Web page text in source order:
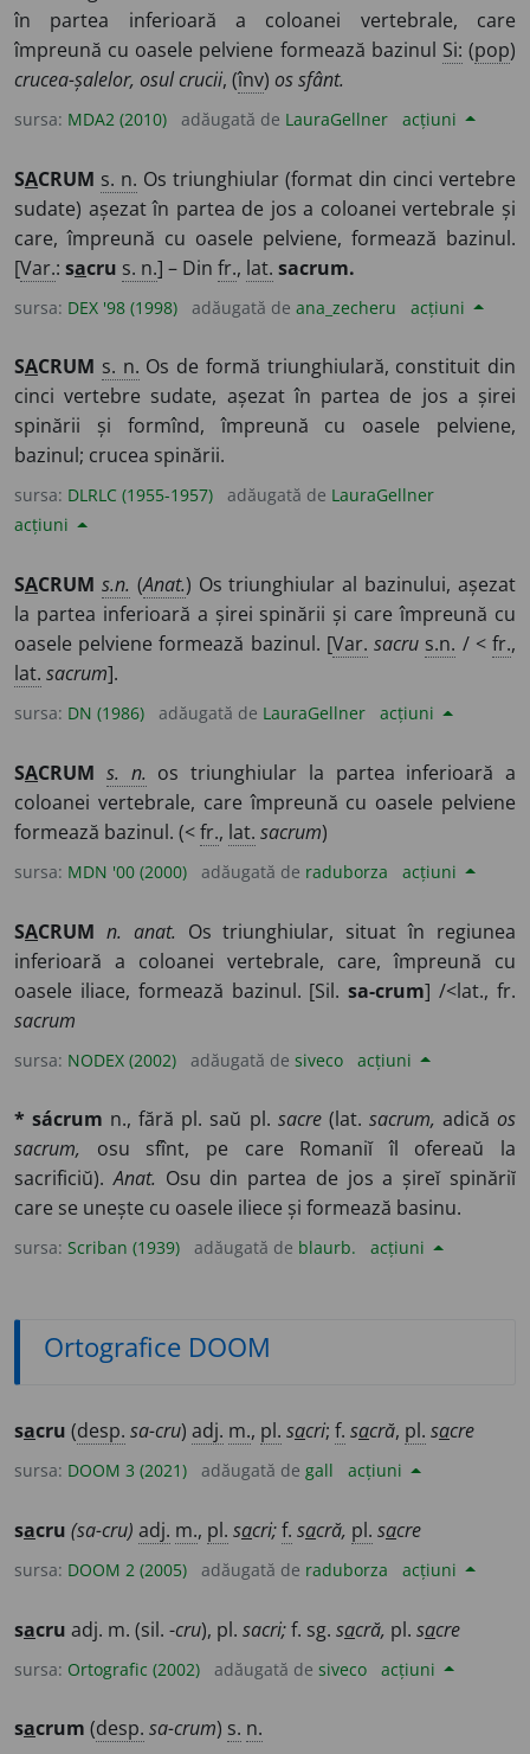
în partea inferioară a coloanei vertebrale, care
împreună cu oasele pelviene formează bazinul Si: (pop)
crucea-șalelor, osul crucii, (înv) os sfânt.
sursa: MDA2 (2010) adăugată de LauraGellner acțiuni
SACRUM s. n. Os triunghiular (format din cinci vertebre
sudate) așezat în partea de jos a coloanei vertebrale și
care, împreună cu oasele pelviene, formează bazinul.
[Var.: sacru s. n.] – Din fr., lat. sacrum.
sursa: DEX '98 (1998) adăugată de ana_zecheru acțiuni
SACRUM s. n. Os de formă triunghiulară, constituit din
cinci vertebre sudate, așezat în partea de jos a șirei
spinării și formînd, împreună cu oasele pelviene,
bazinul; crucea spinării.
sursa: DLRLC (1955-1957) adăugată de LauraGellner
acțiuni
SACRUM s.n. (Anat.) Os triunghiular al bazinului, așezat
la partea inferioară a șirei spinării și care împreună cu
oasele pelviene formează bazinul. [Var. sacru s.n. / <fr.,
lat. sacrum].
sursa: DN (1986) adăugată de LauraGellner acțiuni
SACRUM s. n. os triunghiular la partea inferioară a
coloanei vertebrale, care împreună cu oasele pelviene
formează bazinul. (<fr., lat. sacrum)
sursa: MDN '00 (2000) adăugată de raduborza acțiuni
SACRUM n. anat. Os triunghiular, situat în regiunea
inferioară a coloanei vertebrale, care, împreună cu
oasele iliace, formează bazinul. [Sil.sa-crum] /<lat., fr.
sacrum
sursa: NODEX (2002) adăugată de siveco acțiuni
* sácrum n., fără pl. saŭ pl. sacre(lat. sacrum, adicăos
sacrum, osu sfînt, pe care Romaniĭ îl ofereaŭ la
sacrificiŭ).Anat. Osu din partea de jos a șireĭ spinăriĭ
care se unește cu oasele iliece și formează basinu.
sursa: Scriban (1939) adăugată de blaurb. acțiuni
Ortografice DOOM
sacru (desp. sa-cru) adj. m., pl. sacri; f. sacră, pl. sacre
sursa: DOOM 3 (2021) adăugată de gall acțiuni
sacru (sa-cru) adj. m., pl. sacri;f. sacră, pl. sacre
sursa: DOOM 2 (2005) adăugată de raduborza acțiuni
sacru adj. m. (sil. -cru), pl. sacri;f. sg. sacră, pl. sacre
sursa: Ortografic (2002) adăugată de siveco acțiuni
sacrum (desp. sa-crum) s. n.